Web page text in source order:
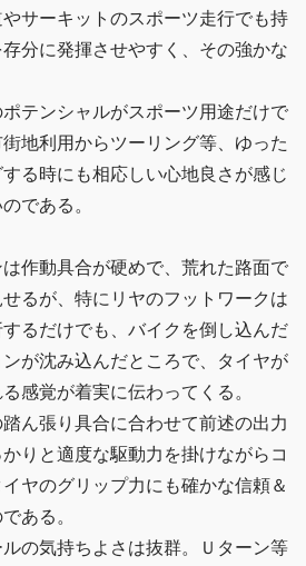
サーキットのスポーツ走行でも持
分に発揮させやすく、その強かな
テンシャルがスポーツ用途だけで
地利用からツーリング等、ゆった
る時にも相応しい心地良さが感じ
である。
作動具合が硬めで、荒れた路面で
るが、特にリヤのフットワークは
るだけでも、バイクを倒し込んだ
が沈み込んだところで、タイヤが
感覚が着実に伝わってくる。
ん張り具合に合わせて前述の出力
りと適度な駆動力を掛けながらコ
ヤのグリップ力にも確かな信頼＆
ある。
の気持ちよさは抜群。Ｕターン等